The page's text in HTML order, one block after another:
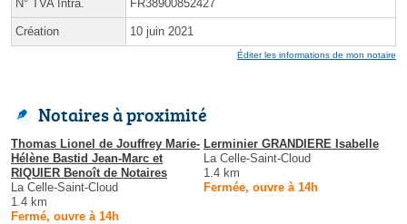
N° TVA Intra. FR38900852427
Création 10 juin 2021
Éditer les informations de mon notaire
Notaires à proximité
Thomas Lionel de Jouffrey Marie-
Hélène Bastid Jean-Marc et
RIQUIER Benoît de Notaires
La Celle-Saint-Cloud
1.4 km
Fermé, ouvre à 14h
Lerminier GRANDIERE Isabelle
La Celle-Saint-Cloud
1.4 km
Fermée, ouvre à 14h